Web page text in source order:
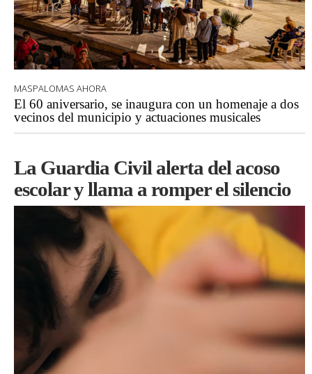
MASPALOMAS AHORA
El 60 aniversario, se inaugura con un homenaje a dos
vecinos del municipio y actuaciones musicales
La Guardia Civil alerta del acoso
escolar y llama a romper el silencio